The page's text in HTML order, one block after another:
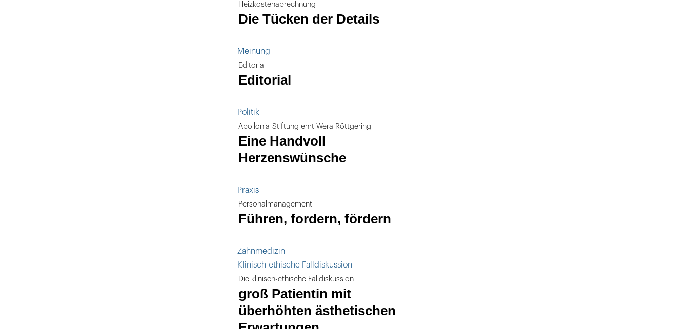
Heizkostenabrechnung
Die Tücken der Details
Meinung
Editorial
Editorial
Politik
Apollonia-Stiftung ehrt Wera Röttgering
Eine Handvoll
Herzenswünsche
Praxis
Personalmanagement
Führen, fordern, fördern
Zahnmedizin
Klinisch-ethische Falldiskussion
Die klinisch-ethische Falldiskussion
groß Patientin mit
überhöhten ästhetischen